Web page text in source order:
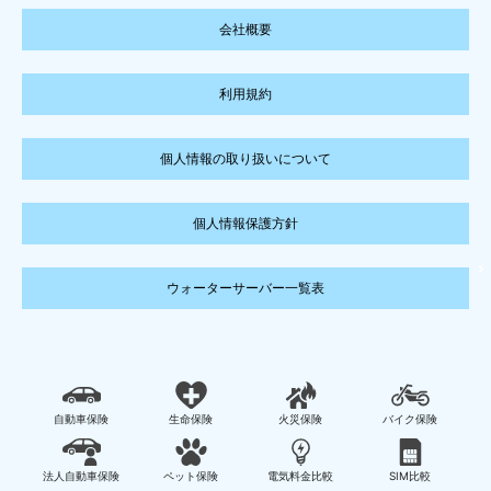
会社概要
利用規約
個人情報の取り扱いについて
個人情報保護方針
ウォーターサーバー一覧表
自動車保険 生命保険 火災保険 バイク保険
法人自動車保険 ペット保険 電気料金比較 SIM比較